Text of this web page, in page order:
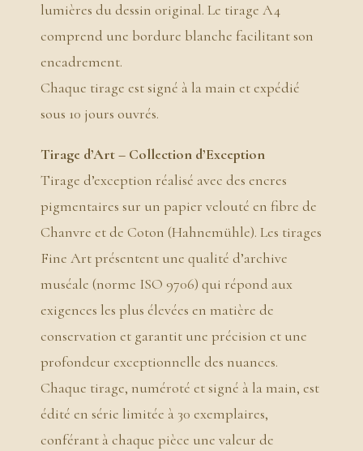
lumières du dessin original. Le tirage A4
comprend une bordure blanche facilitant son
encadrement.
Chaque tirage est signé à la main et expédié
sous 10 jours ouvrés.
Tirage d’Art – Collection d’Exception
Tirage d’exception réalisé avec des encres
pigmentaires sur un papier velouté en fibre de
Chanvre et de Coton (Hahnemühle). Les tirages
Fine Art présentent une qualité d’archive
muséale (norme ISO 9706) qui répond aux
exigences les plus élevées en matière de
conservation et garantit une précision et une
profondeur exceptionnelle des nuances.
Chaque tirage, numéroté et signé à la main, est
édité en série limitée à 30 exemplaires,
conférant à chaque pièce une valeur de